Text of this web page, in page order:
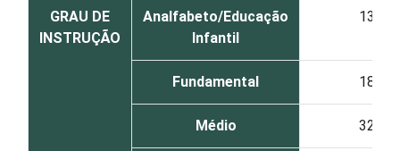
GRAU DE
INSTRUÇÃO
Analfabeto/Educação
Infantil
13
Fundamental 18
Médio 32